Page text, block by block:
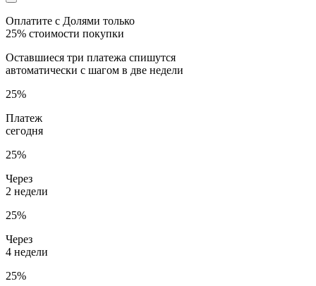
Оплатите с Долями только
25% стоимости покупки
Оставшиеся три платежа спишутся
автоматически с шагом в две недели
25%
Платеж
сегодня
25%
Через
2 недели
25%
Через
4 недели
25%